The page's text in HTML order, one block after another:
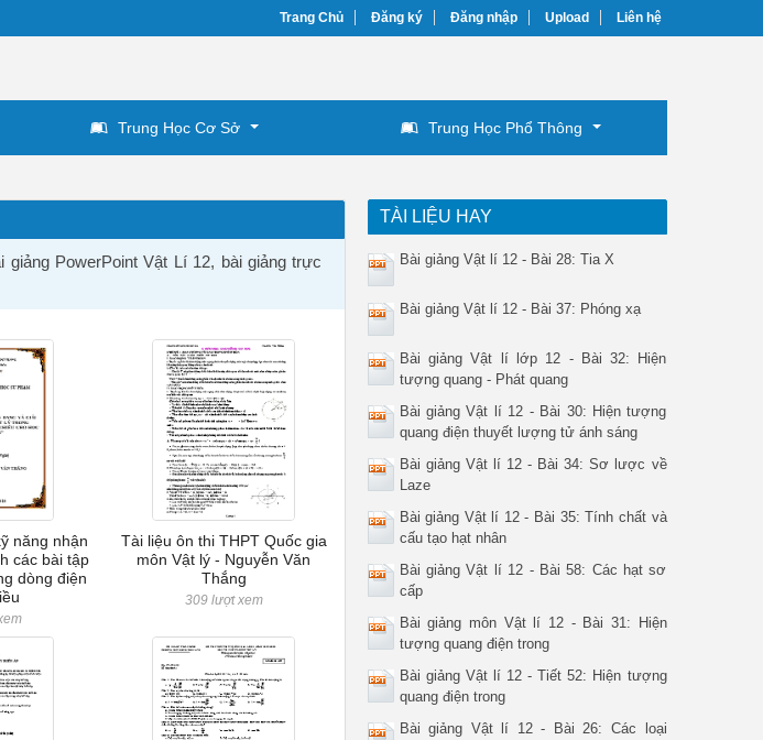
Trang Chủ Đăng ký Đăng nhập Upload Liên hệ
Trung Học Cơ Sở Trung Học Phổ Thông
PowerPoint Vật Lí 12, bài giảng trực
năng nhận
các bài tập
dòng điện
Tài liệu ôn thi THPT Quốc gia
môn Vật lý - Nguyễn Văn
Thắng
309 lượt xem
TÀI LIỆU HAY
Bài giảng Vật lí 12 - Bài 28: Tia X
Bài giảng Vật lí 12 - Bài 37: Phóng xạ
Bài giảng Vật lí lớp 12 - Bài 32: Hiện
tượng quang - Phát quang
Bài giảng Vật lí 12 - Bài 30: Hiện tượng
quang điện thuyết lượng tử ánh sáng
Bài giảng Vật lí 12 - Bài 34: Sơ lược về
Laze
Bài giảng Vật lí 12 - Bài 35: Tính chất và
cấu tạo hạt nhân
Bài giảng Vật lí 12 - Bài 58: Các hạt sơ
cấp
Bài giảng môn Vật lí 12 - Bài 31: Hiện
tượng quang điện trong
Bài giảng Vật lí 12 - Tiết 52: Hiện tượng
quang điện trong
Bài giảng Vật lí 12 - Bài 26: Các loại